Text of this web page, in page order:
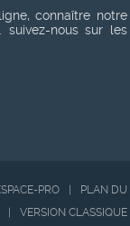
connaître notre
suivez-nous sur les
PRO
PLAN DU
VERSION CLASSIQUE